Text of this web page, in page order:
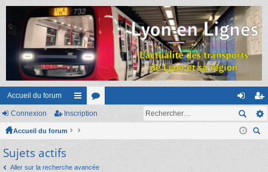
Accueil du forum
ac
co
ci
or
s
on
ne
ns
cri
Connexion Inscription
Accueil du forum
Sujets actifs
Aller sur la recherche avancée